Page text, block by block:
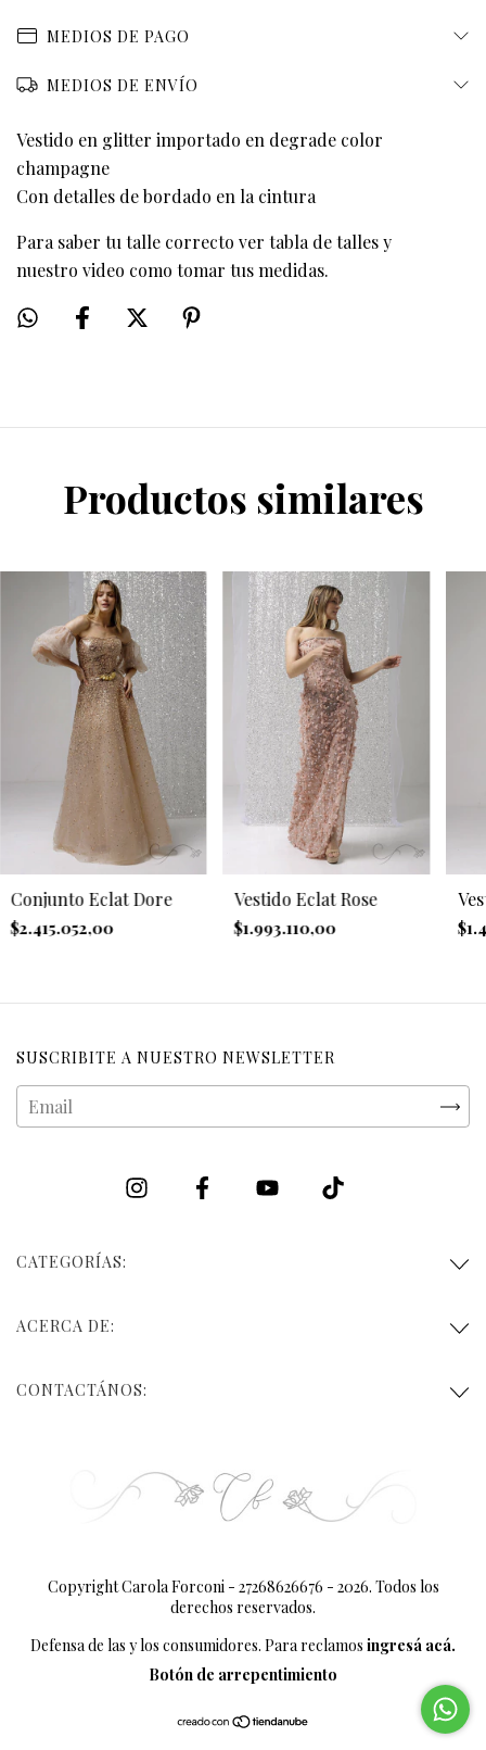
MEDIOS DE PAGO
MEDIOS DE ENVÍO
Vestido en glitter importado en degrade color
champagne
Con detalles de bordado en la cintura
Para saber tu talle correcto ver tabla de tallesy
nuestro video como tomar tus medidas.
Productos similares
Conjunto Eclat Dore
$2.415.052,00
Vestido Eclat Rose
$1.993.110,00
SUSCRIBITE A NUESTRO NEWSLETTER
CATEGORÍAS:
ACERCA DE:
CONTACTÁNOS:
Copyright Carola Forconi - 27268626676 - 2026. Todos los
derechos reservados.
Defensa de las y los consumidores. Para reclamos ingresá acá.
Botón de arrepentimiento